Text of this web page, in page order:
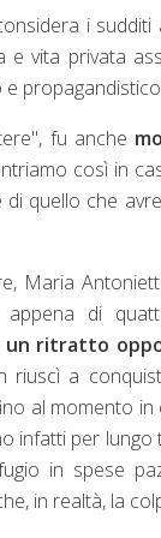
i sudditi
e vita privata
fu anche
così in
quello che
Maria
appena di
un ritratto
riuscì a
al momento
infatti per
in spese
in realtà, la